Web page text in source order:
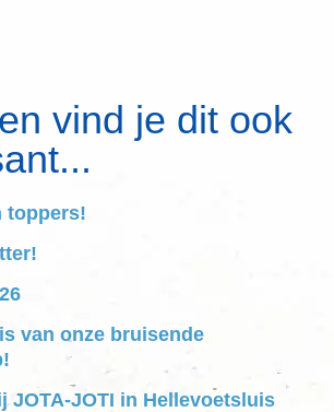
vind je dit ook
toppers!
van onze bruisende
JOTA-JOTI in Hellevoetsluis